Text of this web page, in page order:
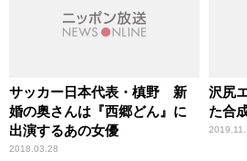
サッカー日本代表・槙野 新
婚の奥さんは『西郷どん』に
出演するあの女優
2018.03.28
沢尻
た合